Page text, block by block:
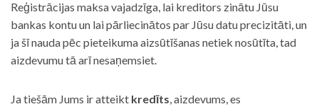
Reģistrācijas maksa vajadzīga, lai kreditors zinātu Jūsu
bankas kontu un lai pārliecinātos par Jūsu datu precizitāti, un
ja šī nauda pēc pieteikuma aizsūtīšanas netiek nosūtīta, tad
aizdevumu tā arī nesaņemsiet.
Ja tiešām Jums ir atteikt kredīts, aizdevums, es